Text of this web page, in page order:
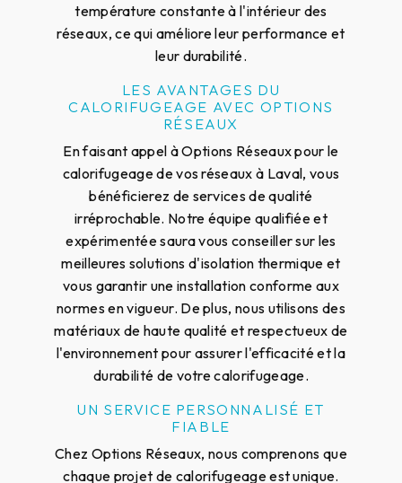
température constante à l'intérieur des
réseaux, ce qui améliore leur performance et
leur durabilité.
LES AVANTAGES DU
CALORIFUGEAGE AVEC OPTIONS
RÉSEAUX
En faisant appel à Options Réseaux pour le
calorifugeage de vos réseaux à Laval, vous
bénéficierez de services de qualité
irréprochable. Notre équipe qualifiée et
expérimentée saura vous conseiller sur les
meilleures solutions d'isolation thermique et
vous garantir une installation conforme aux
normes en vigueur. De plus, nous utilisons des
matériaux de haute qualité et respectueux de
l'environnement pour assurer l'efficacité et la
durabilité de votre calorifugeage.
UN SERVICE PERSONNALISÉ ET
FIABLE
Chez Options Réseaux, nous comprenons que
chaque projet de calorifugeage est unique.